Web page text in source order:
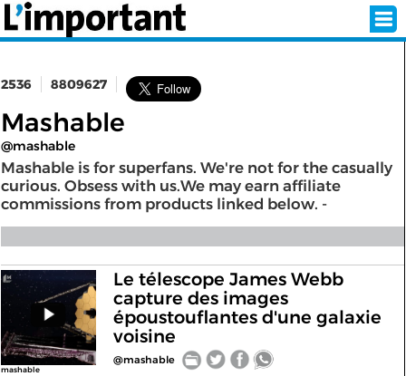
SÉLECTION DE L'ÉTÉ
ABONNEZ-VOUS À LA NEWSLETTER!
SUIVEZ NOUS:
< RETOUR À L'ACCUEIL
2536 8809627
Mashable
@mashable
Mashable is for superfans. We're not for the casually
curious. Obsess with us.We may earn affiliate
commissions from products linked below. -
mashable
Le télescope James Webb
capture des images
époustouflantes d'une galaxie
voisine
@mashable